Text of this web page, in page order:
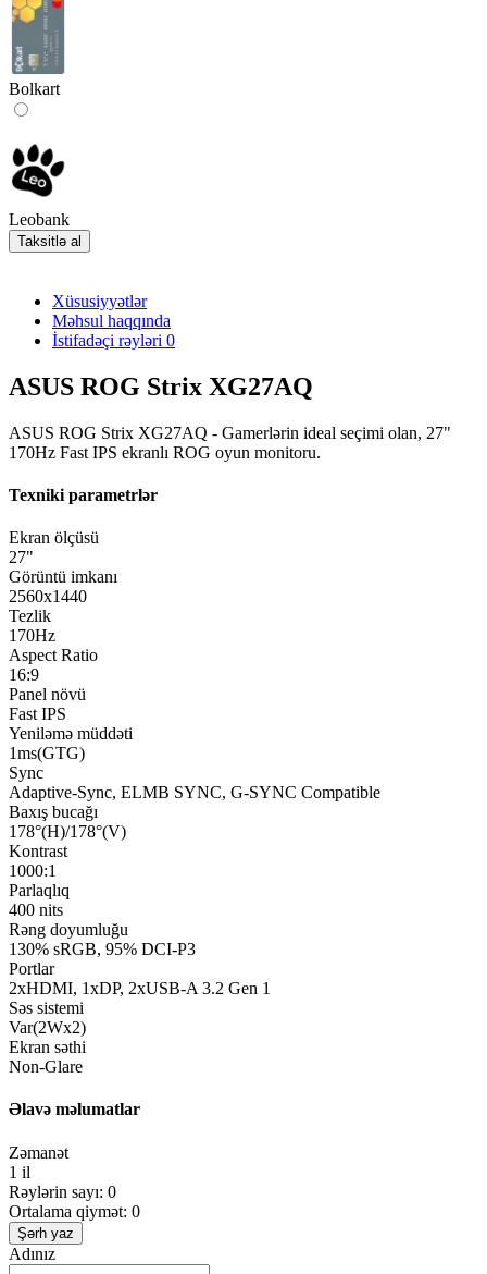
Bolkart
Leobank
Taksitlə al
Xüsusiyyətlər
Məhsul haqqında
İstifadəçi rəyləri 0
ASUS ROG Strix XG27AQ
ASUS ROG Strix XG27AQ - Gamerlərin ideal seçimi olan, 27"
170Hz Fast IPS ekranlı ROG oyun monitoru.
Texniki parametrlər
Ekran ölçüsü
27"
Görüntü imkanı
2560x1440
Tezlik
170Hz
Aspect Ratio
16:9
Panel növü
Fast IPS
Yeniləmə müddəti
1ms(GTG)
Sync
Adaptive-Sync, ELMB SYNC, G-SYNC Compatible
Baxış bucağı
178°(H)/178°(V)
Kontrast
1000:1
Parlaqlıq
400 nits
Rəng doyumluğu
130% sRGB, 95% DCI-P3
Portlar
2xHDMI, 1xDP, 2xUSB-A 3.2 Gen 1
Səs sistemi
Var(2Wx2)
Ekran səthi
Non-Glare
Əlavə məlumatlar
Zəmanət
1 il
Rəylərin sayı: 0
Ortalama qiymət: 0
Şərh yaz
Adınız